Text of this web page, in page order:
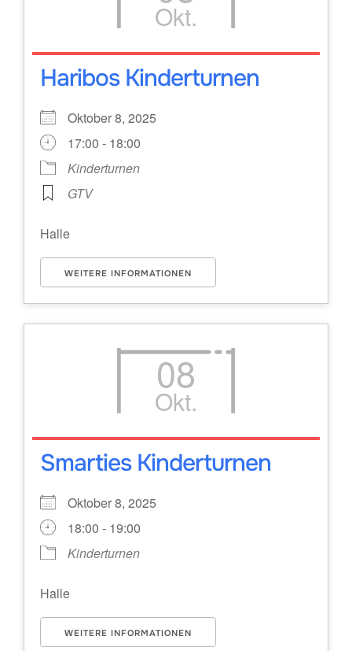
Okt.
Haribos Kinderturnen
Oktober 8, 2025
17:00 - 18:00
Kinderturnen
GTV
Halle
WEITERE INFORMATIONEN
08
Okt.
Smarties Kinderturnen
Oktober 8, 2025
18:00 - 19:00
Kinderturnen
Halle
WEITERE INFORMATIONEN